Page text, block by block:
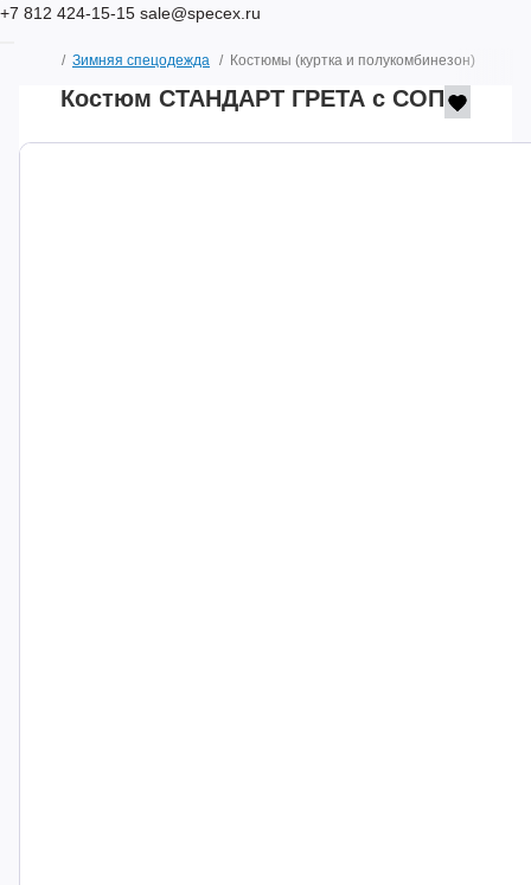
+7 812 424-15-15 sale@specex.ru
Зимняя спецодежда Костюмы (куртка и полукомбинезон)
Костюм СТАНДАРТ ГРЕТА с СОП